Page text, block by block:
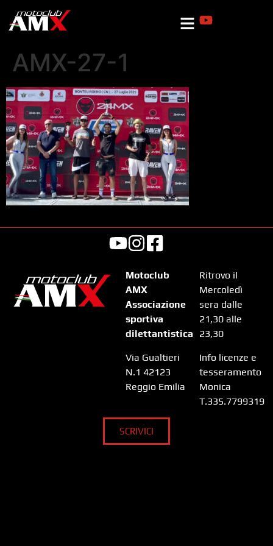
AMX-27-1
Motoclub
AMX
Associazione
sportiva
dilettantistica
Via Gualtieri
N.1 42123
Reggio Emilia
Ritrovo il
Mercoledì
sera dalle
21,30 alle
23,30
Info licenze e
tesseramento
Monica
T.335.7799319
SCRIVICI